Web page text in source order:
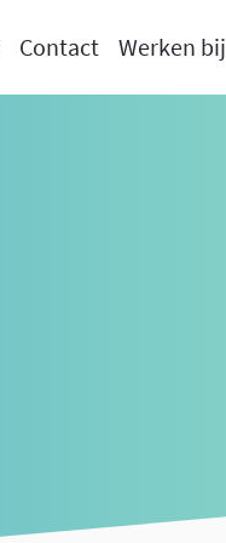
Contact Werken bij